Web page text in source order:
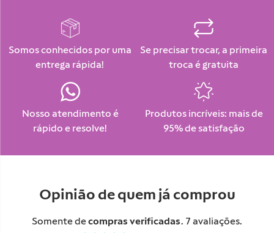
Somos conhecidos por uma
entrega rápida!
Se precisar trocar, a primeira
troca é gratuita
Nosso atendimento é
rápido e resolve!
Produtos incríveis: mais de
95% de satisfação
Opinião de quem já comprou
Somente decompras verificadas. 7 avaliações.